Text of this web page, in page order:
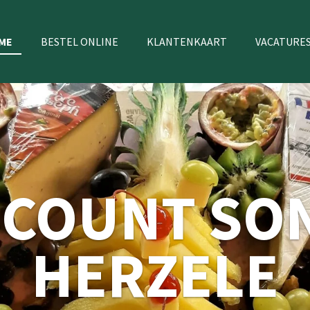
BESTEL ONLINE KLANTENKAART
HERZELE